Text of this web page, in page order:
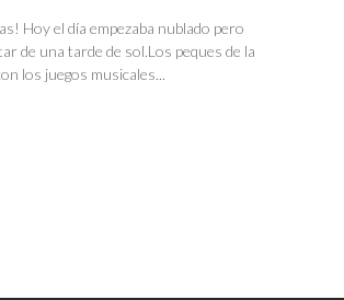
Hoy el día empezaba nublado pero
de una tarde de sol.Los peques de la
los juegos musicales...